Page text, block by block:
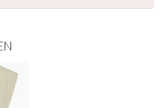
Inschrijven
een minimale bestelwaarde van €45,00